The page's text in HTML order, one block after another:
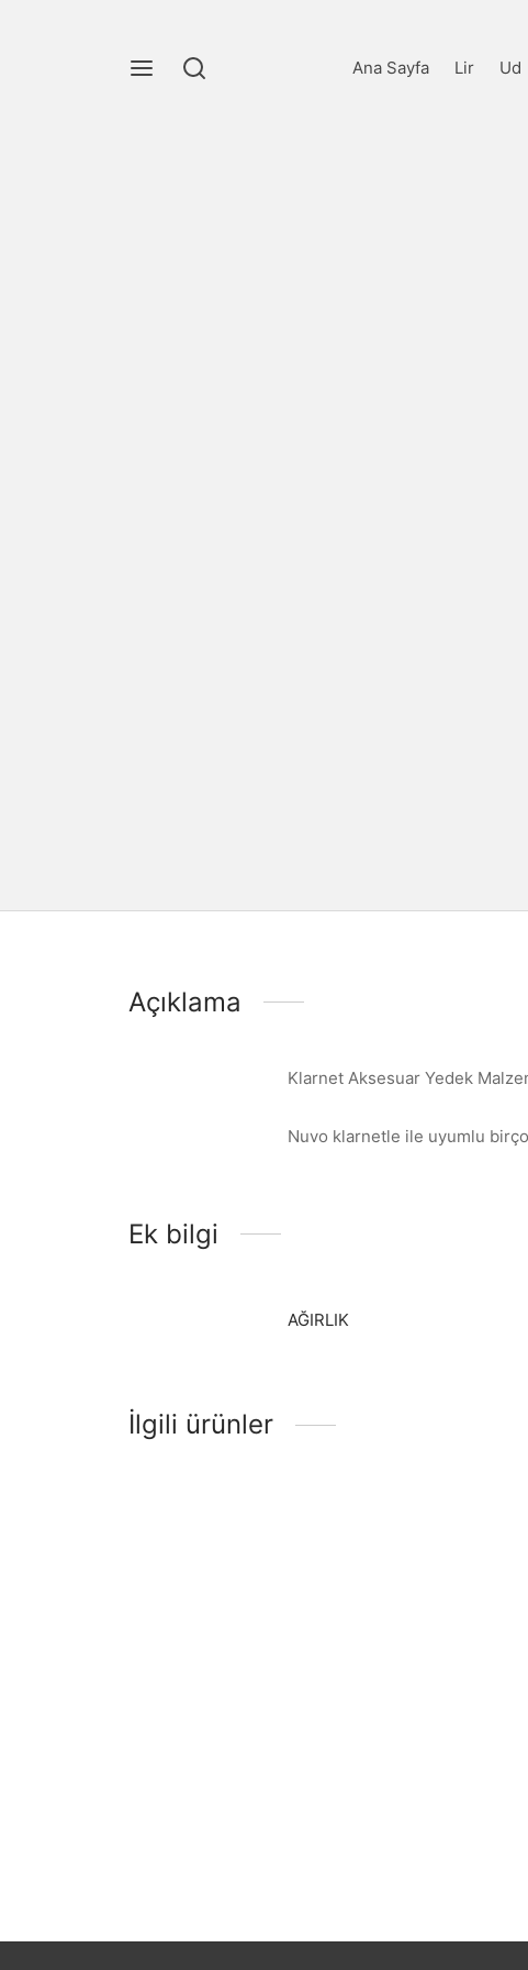
Ana Sayfa Lir Ud
Açıklama
Klarnet Aksesuar Yedek
Nuvo klarnetle ile uyumlu
Ek bilgi
AĞIRLIK
İlgili ürünler